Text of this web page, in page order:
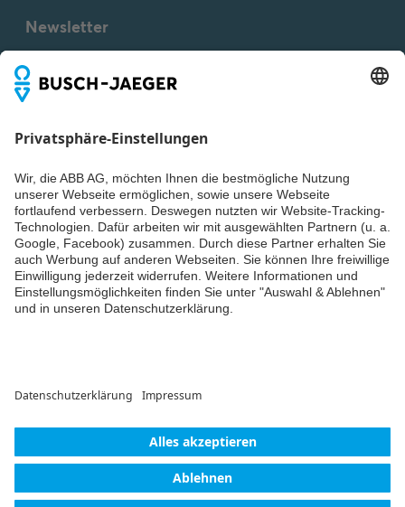
Newsletter
verpassen? Einfach Newsletter abonnieren und immer auf
dem Laufenden bleiben.
Weiter
Cookie-Einstellungen
Lieferbedingungen/AGB
Impressum